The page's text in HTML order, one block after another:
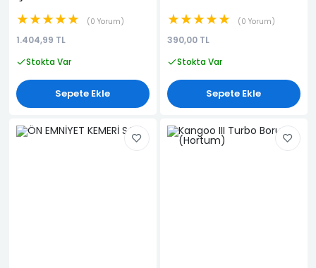
★★★★★ 0 Yorum
1.404,99 TL
Stokta Var
Sepete Ekle
★★★★★ 0 Yorum
390,00 TL
Stokta Var
Sepete Ekle